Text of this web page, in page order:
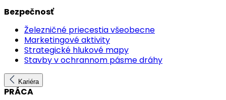
Bezpečnosť
Železničné priecestia všeobecne
Marketingové aktivity
Strategické hlukové mapy
Stavby v ochrannom pásme dráhy
Kariéra
PRÁCA